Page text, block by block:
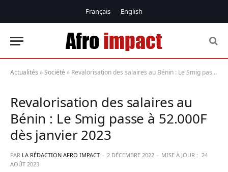
Français English
Actualités »Société » Revalorisation des salaires au Bénin : Le Smig passe à 52.000F dès janvier 2023
Revalorisation des salaires au
Bénin : Le Smig passe à 52.000F
dès janvier 2023
PAR LA RÉDACTION AFRO IMPACT 2 DÉCEMBRE 2022 MISE À JOUR : 24
AOÛT 2023